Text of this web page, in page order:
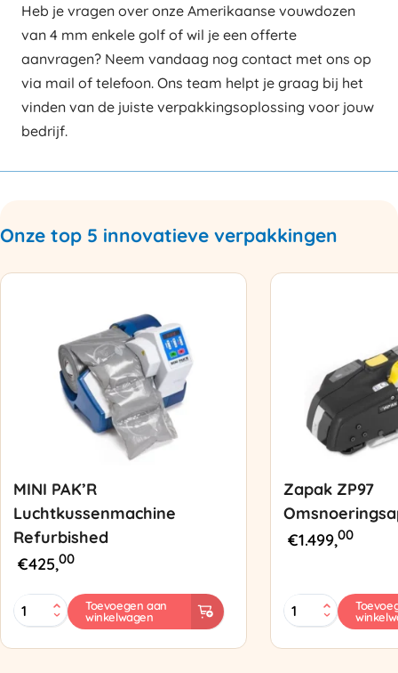
Heb je vragen over onze Amerikaanse vouwdozen
van 4 mm enkele golf of wil je een offerte
aanvragen? Neem vandaag nog contact met ons op
via mail of telefoon. Ons team helpt je graag bij het
vinden van de juiste verpakkingsoplossing voor jouw
bedrijf.
Onze top 5 innovatieve verpakkingen
MINI PAK’R
Luchtkussenmachine
Refurbished
€425,00
MINI
PAK'R
Refurbished
Toevoegen aan
winkelwagen
Zapak ZP97
€1.499,00
Zapak
ZP97
aantal